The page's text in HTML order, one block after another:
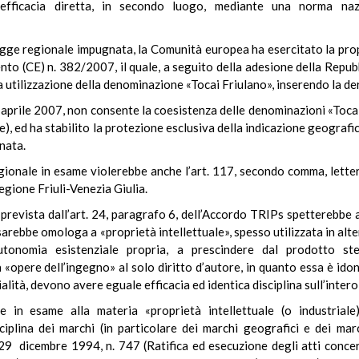
diretta, in secondo luogo, mediante una norma
regionale impugnata, la Comunità europea ha esercitato la
(CE) n. 382/2007, il quale, a seguito della adesione della
della denominazione «Tocai Friulano», inserendo la
2007, non consente la coesistenza delle denominazioni
ed ha stabilito la protezione esclusiva della indicazione
in esame violerebbe anche l’art. 117, secondo comma,
Friuli-Venezia Giulia.
dall’art. 24, paragrafo 6, dell’Accordo TRIPs spetterebbe
omologa a «proprietà intellettuale», spesso utilizzata in
esistenziale propria, a prescindere dal prodotto
dell’ingegno» al solo diritto d’autore, in quanto essa è
devono avere eguale efficacia ed identica disciplina
in esame alla materia «proprietà intellettuale (o
dei marchi (in particolare dei marchi geografici e dei
dicembre 1994, n. 747 (Ratifica ed esecuzione degli atti